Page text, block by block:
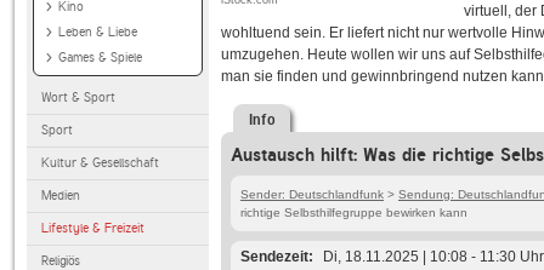
Kino
Leben & Liebe
Games & Spiele
Wort & Sport
Sport
Kultur & Gesellschaft
Medien
Lifestyle & Freizeit
Religiös
virtuell, der
wohltuend sein. Er liefert nicht nur wertvolle
umzugehen. Heute wollen wir uns auf
man sie finden und gewinnbringend nutzen
Info
Austausch hilft: Was die richtige
Sender: Deutschlandfunk > Sendung:
richtige Selbsthilfegruppe bewirken kann
Sendezeit
Di, 18.11.2025 | 10:08 - 11:30 Uhr